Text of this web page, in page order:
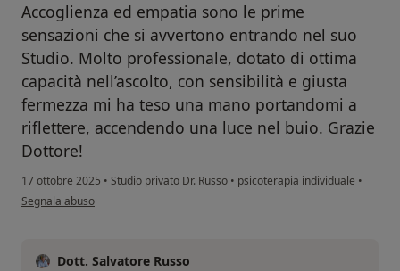
Accoglienza ed empatia sono le prime
sensazioni che si avvertono entrando nel suo
Studio. Molto professionale, dotato di ottima
capacità nell’ascolto, con sensibilità e giusta
fermezza mi ha teso una mano portandomi a
riflettere, accendendo una luce nel buio. Grazie
Dottore!
17 ottobre 2025 • Studio privato Dr. Russo • psicoterapia individuale •
secondo l'opinione dell'utente D.B.
Segnala abuso
Dott. Salvatore Russo